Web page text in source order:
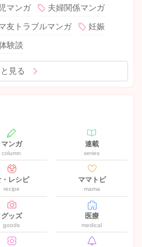
マンガ
夫婦関係マンガ
友トラブルマンガ
妊娠
験談
見る
マンガ
column
連載
series
レシピ
recipe
ママトピ
mama
グッズ
goods
医療
medical